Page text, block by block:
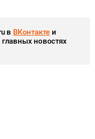
в ВКонтакте и
новостях